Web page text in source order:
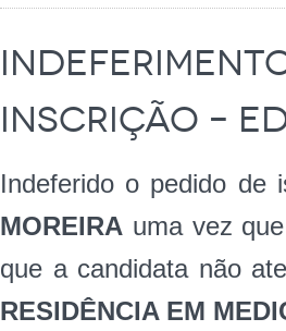
INSCRIÇÃO –
Indeferido o pedido de
MOREIRA uma vez
que a candidata não
RESIDÊNCIA EM